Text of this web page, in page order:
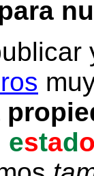
estad